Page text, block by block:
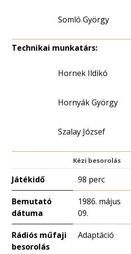
Somló György
Technikai munkatárs:
Hornek Ildikó
Hornyák György
Szalay József
Kézi besorolás
Játékidő 98 perc
Bemutató
dátuma
1986. május
09.
Rádiós műfaji
besorolás
Adaptáció